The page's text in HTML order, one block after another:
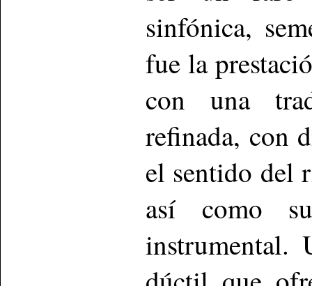
sinfónica,
fue la
con una
refinada, con
el sentido del
así como
instrumental.